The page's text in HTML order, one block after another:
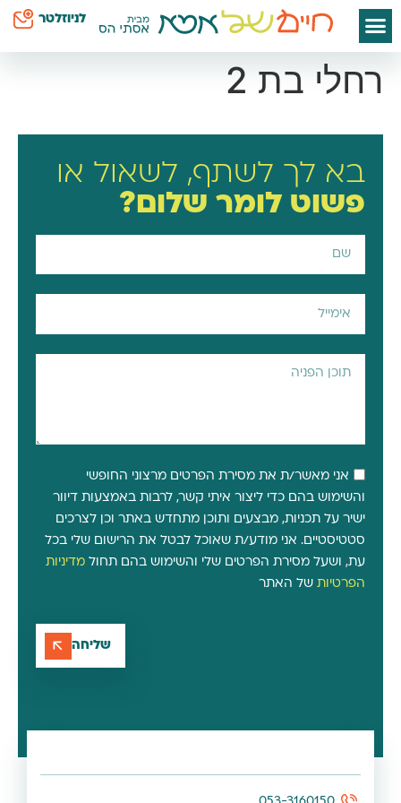
לתוכן
לניוזלטר
רחלי בת 2
בא לך לשתף, לשאול או
פשוט לומר שלום?
אני מאשר/ת את מסירת הפרטים מרצוני החופשי
והשימוש בהם כדי ליצור איתי קשר, לרבות באמצעות דיוור
ישיר על תכניות, מבצעים ותוכן מתחדש באתר וכן לצרכים
סטטיסטיים. אני מודע/ת שאוכל לבטל את הרישום שלי בכל
עת, ושעל מסירת הפרטים שלי והשימוש בהם תחול מדיניות
הפרטיות של האתר
שליחה